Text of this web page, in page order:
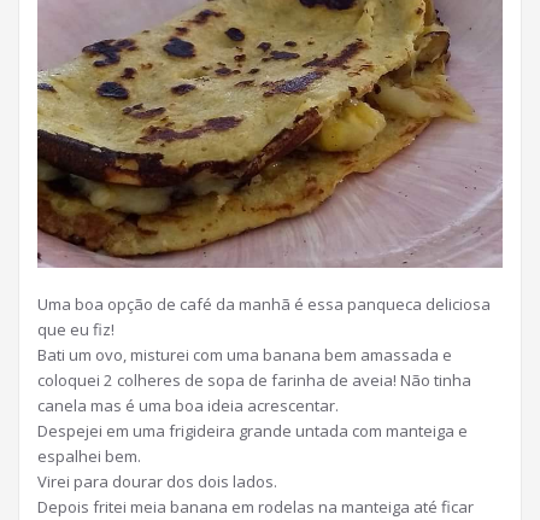
Uma boa opção de café da manhã é essa panqueca deliciosa
que eu fiz!
Bati um ovo, misturei com uma banana bem amassada e
coloquei 2 colheres de sopa de farinha de aveia! Não tinha
canela mas é uma boa ideia acrescentar.
Despejei em uma frigideira grande untada com manteiga e
espalhei bem.
Virei para dourar dos dois lados.
Depois fritei meia banana em rodelas na manteiga até ficar